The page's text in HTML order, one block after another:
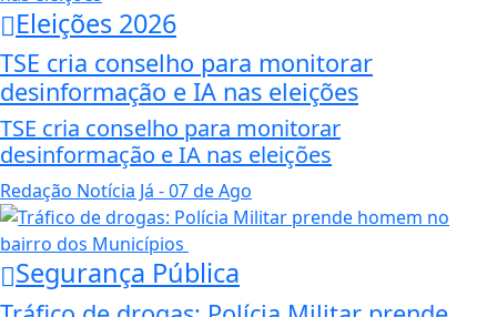
Eleições 2026
TSE cria conselho para monitorar
desinformação e IA nas eleições
TSE cria conselho para monitorar
desinformação e IA nas eleições
Redação Notícia Já - 07 de Ago
Segurança Pública